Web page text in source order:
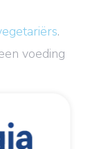
.
voeding